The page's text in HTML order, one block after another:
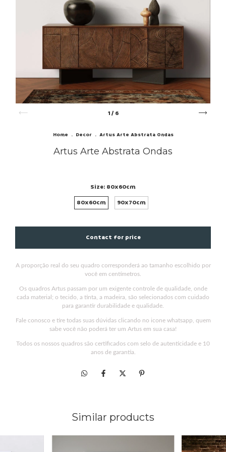
1/6
Home . Decor . Artus Arte Abstrata Ondas
Artus Arte Abstrata Ondas
Size: 80x60cm
80x60cm
90x70cm
A proporção real do seu quadro corresponderá ao tamanho escolhido por
você em centímetros.
Os quadros Artus passam por um exigente controle de qualidade, onde
cada material; o tecido, a tinta, a madeira, são selecionados com cuidado
para garantir durabilidade e qualidade.
Fale conosco e tire todas suas dúvidas clicando no icone whatsapp, quem
sabe você não poderá ter um Artus em sua casa!
Todos os nossos quadros são certificados com selo de autenticidade e 10
anos de garantia.
Similar products